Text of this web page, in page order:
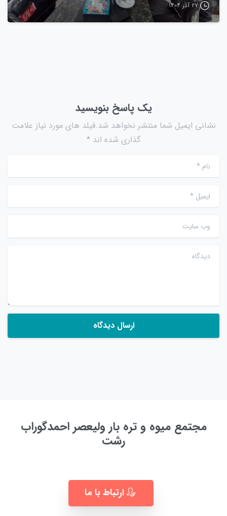
۲۷ آذر ۱۴۰۴
یک پاسخ بنویسید
نشانی ایمیل شما منتشر نخواهد شد.فیلد های مورد نیاز علامت
گذاری شده اند *
نام*
ایمیل *
وب سایت
دیدگاه
مجتمع میوه و تره بار ولیعصر احمدگوراب
رشت
ارتباط با ما